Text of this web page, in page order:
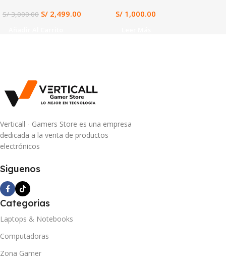
S/3,000.00 S/ 2,499.00
S/ 1,000.00
Verticall - Gamers Store es una empresa
dedicada a la venta de productos
electrónicos
Siguenos
Categorias
Laptops & Notebooks
Computadoras
Zona Gamer